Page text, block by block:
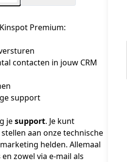
Premium:
contacten in jouw CRM
support
je support. Je kunt
aan onze technische
helden. Allemaal
en zowel via e-mail als